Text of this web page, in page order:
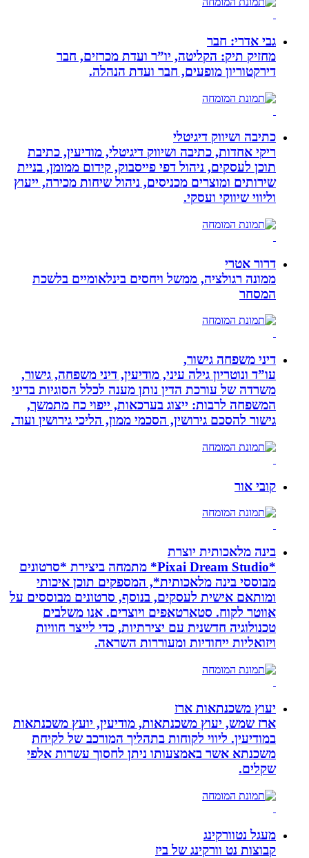
גבי אדרי: חבר
מחזיק תיק: הקליטה, יו”ר ועדת מכרזים, חבר
דירקטוריון מופעים, חבר ועדת הנהלה.
כתיבה ושיווק דיגיטלי
ריקי אחדות, כתיבה ושיווק דיגיטלי, מודיעין, כתיבת
תוכן לעסקים, ניהול דפי פייסבוק, קידום ממומן, בניית
שירותים ומוצרים מכניסים, ניהול שיחות מכירה, ייעוץ
וליווי שיווקי ועסקי.
דרור אטרי
ממונה רגולציה, ממשל ויחסים בינלאומיים בלשכת
המסחר
דיני משפחה גישור,
עו”ד ונוטריון גילה עיני, מודיעין, דיני משפחה, גישור,
משרדה של עורכת הדין נותן מענה לכלל הסוגיות בדיני
המשפחה לרבות: ייצוג בערכאות, ייפוי כח מתמשך,
גישור להסכם גירושין, הסכמי ממון, הליכי גירושין ועוד.
קובי אור
בינה מלאכותית יוצרת
*Pixai Dream Studio* מתמחה ביצירת *סרטונים
מבוססי בינה מלאכותית*, המספקים תוכן איכותי
ומותאם אישית לעסקים, בנוסף, סרטונים מבוססים על
אווטר לקוח. סטארטאפים ויוצרים. אנו משלבים
טכנולוגיה חדשנית עם יצירתיות, כדי לייצר חוויות
ויזואליות ייחודיות ומעוררות השראה.
יעוץ משכנתאות ארז
ארז שמש, יעוץ משכנתאות, מודיעין, יועץ משכנתאות
במודיעין. ליווי לקוחות בתהליך המורכב של לקיחת
משכנתא אשר באמצעותו ניתן לחסוך עשרות אלפי
שקלים.
מעגל נטוורקינג
קבוצות נט וורקינג של ביז